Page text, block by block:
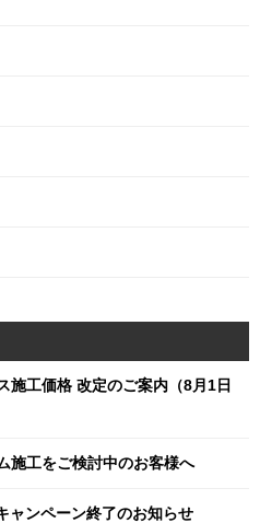
施工価格 改定のご案内（8月1日
施工をご検討中のお客様へ
ャンペーン終了のお知らせ